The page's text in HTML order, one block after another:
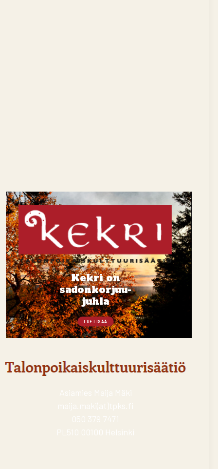
Kekri on
sadonkorjuu-
juhla
LUE LISÄÄ
Asiamies Maija Mäki
maija.maki(at)tpks.fi
050 379 7471
PL510 00100 Helsinki